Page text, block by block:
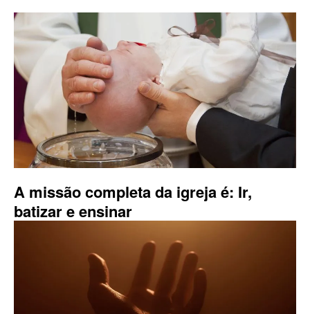
A missão completa da igreja é: Ir,
batizar e ensinar